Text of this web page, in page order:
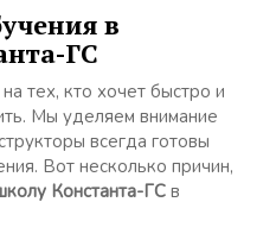
в
ГС
тех, кто хочет быстро и
Мы уделяем внимание
всегда готовы
Вот несколько причин,
Константа-ГС в